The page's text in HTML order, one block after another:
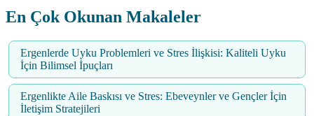
En Çok Okunan Makaleler
Ergenlerde Uyku Problemleri ve Stres İlişkisi: Kaliteli Uyku
İçin Bilimsel İpuçları
Ergenlikte Aile Baskısı ve Stres: Ebeveynler ve Gençler İçin
İletişim Stratejileri